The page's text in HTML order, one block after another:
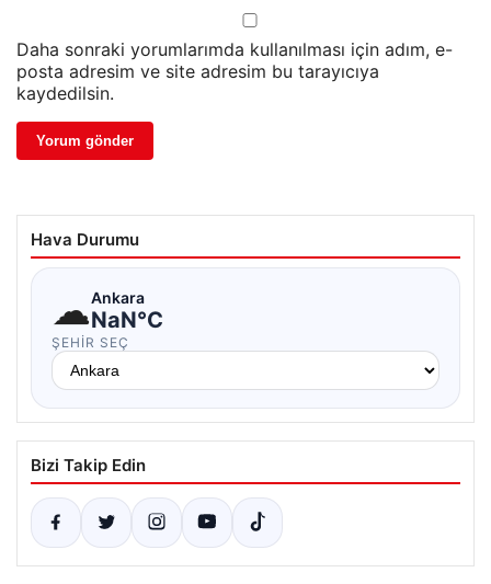
Daha sonraki yorumlarımda kullanılması için adım, e-
posta adresim ve site adresim bu tarayıcıya
kaydedilsin.
Hava Durumu
☁Ankara
NaN°C
ŞEHIR SEÇ
Bizi Takip Edin